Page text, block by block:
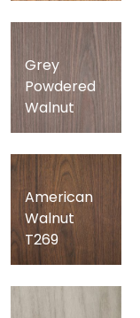
Grey
Powdered
Walnut
American
Walnut
T269